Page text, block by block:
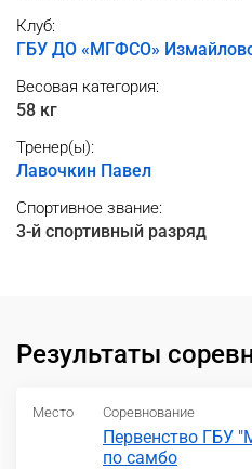
Клуб:
ГБУ ДО «МГФСО»
Весовая категория:
58 кг
Тренер(ы):
Лавочкин Павел
Спортивное звание:
3-й спортивный разряд
Результаты
Место Соревнование
Первенство ГБУ
по самбо